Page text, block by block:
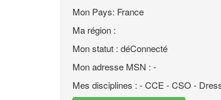
Mon Pays: France
Ma région :
Mon statut : déConnecté
Mon adresse MSN : -
Mes disciplines : - CCE - CSO -